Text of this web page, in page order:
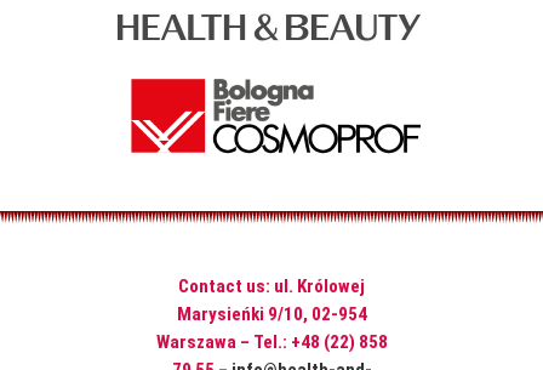
Contact us: ul. Królowej
Marysieńki 9/10, 02-954
Warszawa – Tel.: +48 (22) 858